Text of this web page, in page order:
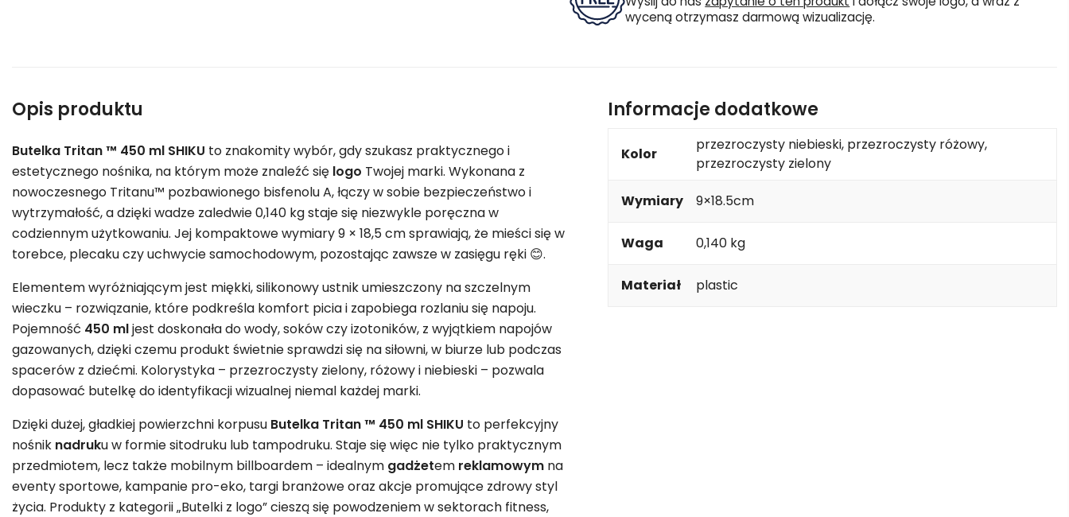
wyceną otrzymasz darmową wizualizację.
Opis produktu
Butelka Tritan ™ 450 ml SHIKU to znakomity wybór, gdy szukasz praktycznego i
estetycznego nośnika, na którym może znaleźć się logo Twojej marki. Wykonana z
nowoczesnego Tritanu™ pozbawionego bisfenolu A, łączy w sobie bezpieczeństwo i
wytrzymałość, a dzięki wadze zaledwie 0,140 kg staje się niezwykle poręczna w
codziennym użytkowaniu. Jej kompaktowe wymiary 9 × 18,5 cm sprawiają, że mieści się w
torebce, plecaku czy uchwycie samochodowym, pozostając zawsze w zasięgu ręki 😊.
Elementem wyróżniającym jest miękki, silikonowy ustnik umieszczony na szczelnym
wieczku – rozwiązanie, które podkreśla komfort picia i zapobiega rozlaniu się napoju.
Pojemność 450 mljest doskonała do wody, soków czy izotoników, z wyjątkiem napojów
gazowanych, dzięki czemu produkt świetnie sprawdzi się na siłowni, w biurze lub podczas
spacerów z dziećmi. Kolorystyka – przezroczysty zielony, różowy i niebieski – pozwala
dopasować butelkę do identyfikacji wizualnej niemal każdej marki.
Dzięki dużej, gładkiej powierzchni korpusu Butelka Tritan ™ 450 ml SHIKU to perfekcyjny
nośnik nadruku w formie sitodruku lub tampodruku. Staje się więc nie tylko praktycznym
przedmiotem, lecz także mobilnym billboardem – idealnym gadżetem reklamowym na
eventy sportowe, kampanie pro-eko, targi branżowe oraz akcje promujące zdrowy styl
życia. Produkty z kategorii „Butelki z logo” cieszą się powodzeniem w sektorach fitness,
Informacje dodatkowe
Kolor
przezroczysty niebieski, przezroczysty różowy,
przezroczysty zielony
Wymiary 9×18.5cm
Waga 0,140 kg
Materiał plastic